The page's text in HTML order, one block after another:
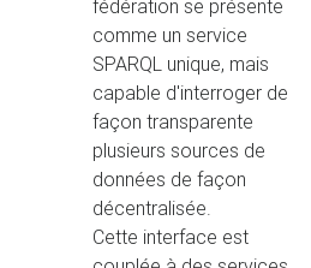
fédération se présente
comme un service
SPARQL unique, mais
capable d'interroger de
façon transparente
plusieurs sources de
données de façon
décentralisée.
Cette interface est